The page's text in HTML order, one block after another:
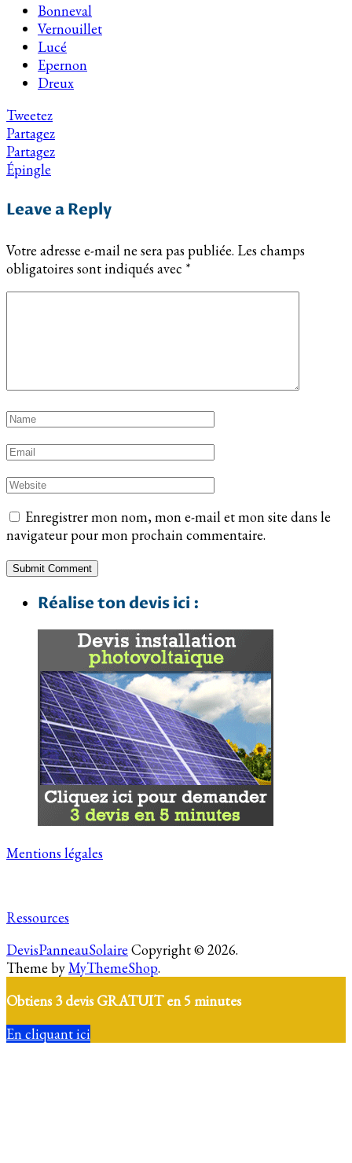
Bonneval
Vernouillet
Lucé
Epernon
Dreux
Tweetez
Partagez
Partagez
Épingle
Leave a Reply
Votre adresse e-mail ne sera pas publiée. Les champs
obligatoires sont indiqués avec *
Enregistrer mon nom, mon e-mail et mon site dans le
navigateur pour mon prochain commentaire.
Réalise ton devis ici :
Mentions légales
Ressources
DevisPanneauSolaire Copyright © 2026.
Theme byMyThemeShop.
Obtiens 3 devis GRATUIT en 5 minutes
En cliquant ici